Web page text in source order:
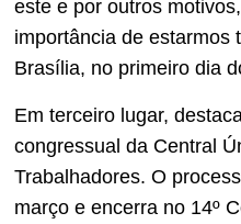
este e por outros
importância de estarmos
Brasília, no primeiro dia
Em terceiro lugar,
congressual da Central
Trabalhadores. O
março e encerra no 14º